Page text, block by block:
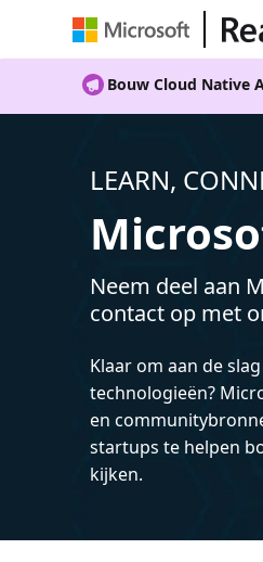
Bouw Cloud Native
LEARN,
Neem deel aan
contact op met
Klaar om aan de
technologieën?
en
startups te helpen
kijken.